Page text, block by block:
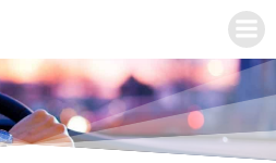
springen